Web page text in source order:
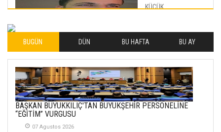
KÜÇÜK
İLHAN YILMAZ
SOFRADA AYRIMCILIK
VAR
26 Subat 2026
METİN ERTEM
BUGÜN DÜN BU HAFTA BU AY
BAŞKAN BÜYÜKKILIÇ'TAN BÜYÜKŞEHİR PERSONELİNE
“EĞİTİM” VURGUSU
07 Agustos 2026